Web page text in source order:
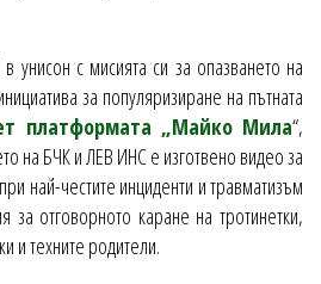
с мисията си за опазването на
за популяризиране на пътната
платформата „Майко Мила“,
на БЧК и ЛЕВ ИНС е изготвено видео за
най-честите инциденти и травматизъм
за отговорното каране на тротинетки,
и техните родители.